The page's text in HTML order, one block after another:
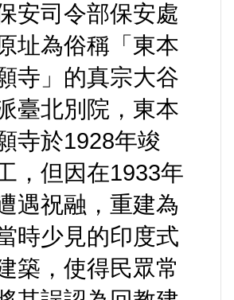
安司令部保安處
址為俗稱「東本
寺」的真宗大谷
臺北別院，東本
寺於1928年竣
，但因在1933年
遇祝融，重建為
時少見的印度式
築，使得民眾常